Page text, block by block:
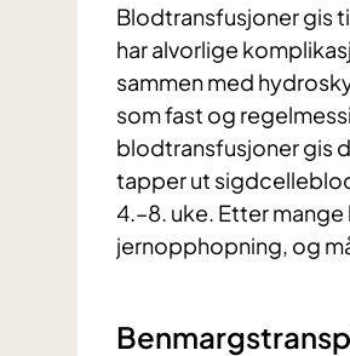
Blodtransfusjoner gis
har alvorlige
sammen med
som fast og
blodtransfusjoner gis
tapper ut
4.–8. uke. Etter
jernopphopning, og